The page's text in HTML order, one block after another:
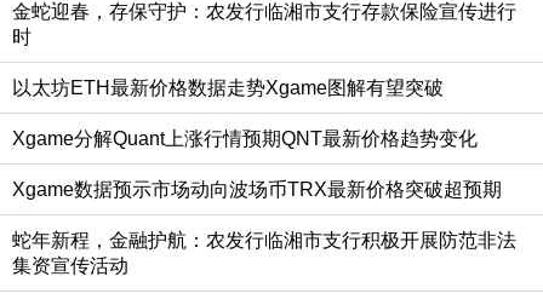
金蛇迎春，存保守护：农发行临湘市支行存款保险宣传进行
时
以太坊ETH最新价格数据走势Xgame图解有望突破
Xgame分解Quant上涨行情预期QNT最新价格趋势变化
Xgame数据预示市场动向波场币TRX最新价格突破超预期
蛇年新程，金融护航：农发行临湘市支行积极开展防范非法
集资宣传活动